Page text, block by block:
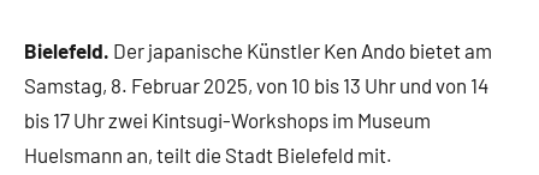
Bielefeld. Der japanische Künstler Ken Ando bietet am
Samstag, 8. Februar 2025, von 10 bis 13 Uhr und von 14
bis 17 Uhr zwei Kintsugi-Workshops im Museum
Huelsmann an, teilt die Stadt Bielefeld mit.